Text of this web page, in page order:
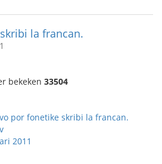
la francan.
bekeken 33504
por fonetike skribi la francan.
2011